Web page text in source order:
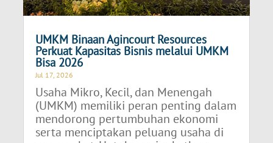
UMKM Binaan Agincourt Resources
Perkuat Kapasitas Bisnis melalui UMKM
Bisa 2026
Jul 17, 2026
Usaha Mikro, Kecil, dan Menengah
(UMKM) memiliki peran penting dalam
mendorong pertumbuhan ekonomi
serta menciptakan peluang usaha di